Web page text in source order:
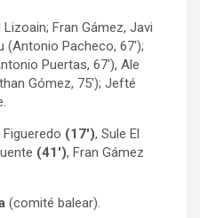
Lizoain; Fran Gámez, Javi
(Antonio Pacheco, 67′);
Puertas, 67′), Ale
Gómez, 75′); Jefté
(17′), Sule El
(41′), Fran Gámez
(comité balear).